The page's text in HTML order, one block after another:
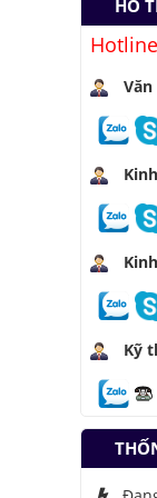
HỖ
Kỹ